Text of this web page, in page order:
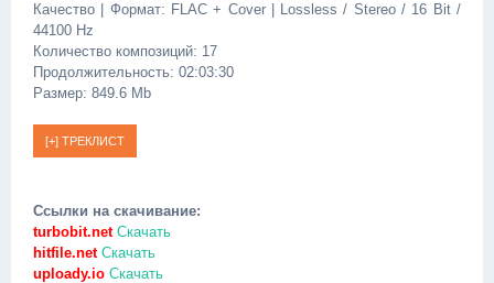
Качество | Формат: FLAC + Cover | Lossless / Stereo / 16 Bit /
44100 Hz
Количество композиций: 17
Продолжительность: 02:03:30
Размер: 849.6 Mb
Ссылки на скачивание:
turbobit.netСкачать
hitfile.netСкачать
uploady.io Скачать